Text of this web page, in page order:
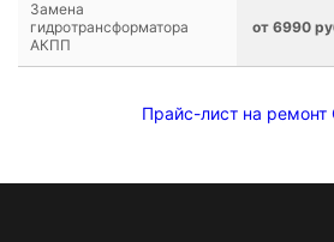
Замена
гидротрансформатора
АКПП
от 6990
Прайс-лист на ремонт